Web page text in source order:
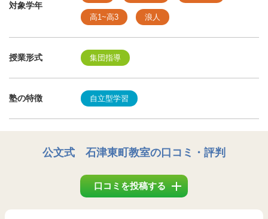
対象学年
高1~高3 浪人
授業形式 集団指導
塾の特徴 自立型学習
公文式 石津東町教室の口コミ・評判
口コミを投稿する